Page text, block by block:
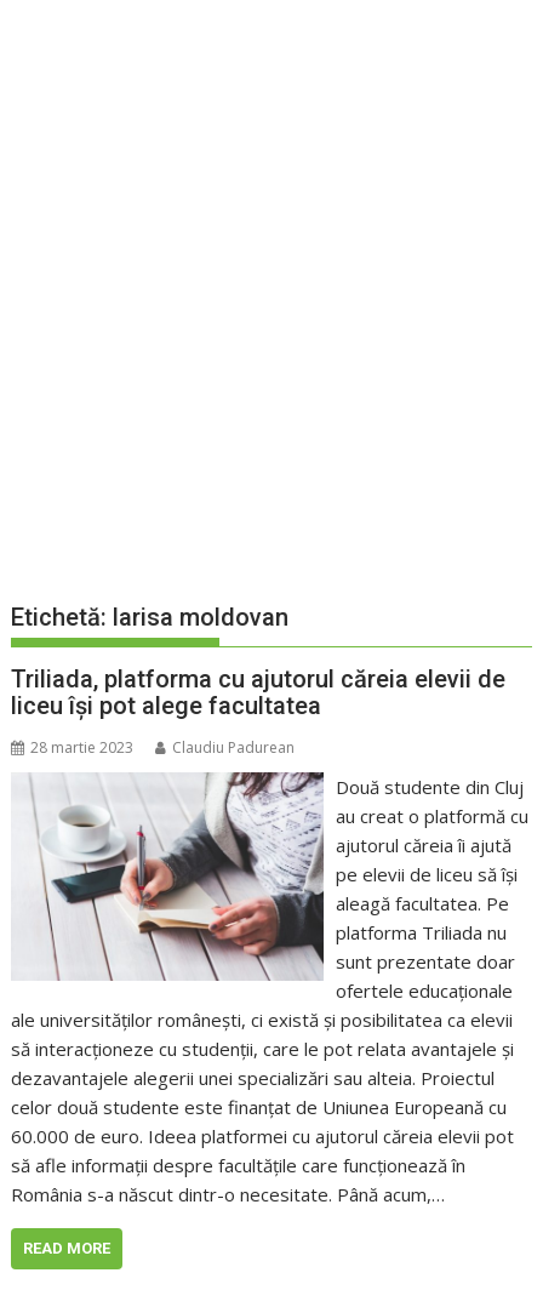
Etichetă: larisa moldovan
Triliada, platforma cu ajutorul căreia elevii de
liceu își pot alege facultatea
28 martie 2023 Claudiu Padurean
Două studente din Cluj
au creat o platformă cu
ajutorul căreia îi ajută
pe elevii de liceu să își
aleagă facultatea. Pe
platforma Triliada nu
sunt prezentate doar
ofertele educaționale
ale universităților românești, ci există și posibilitatea ca elevii
să interacționeze cu studenții, care le pot relata avantajele și
dezavantajele alegerii unei specializări sau alteia. Proiectul
celor două studente este finanțat de Uniunea Europeană cu
60.000 de euro. Ideea platformei cu ajutorul căreia elevii pot
să afle informații despre facultățile care funcționează în
România s-a născut dintr-o necesitate. Până acum,…
READ MORE